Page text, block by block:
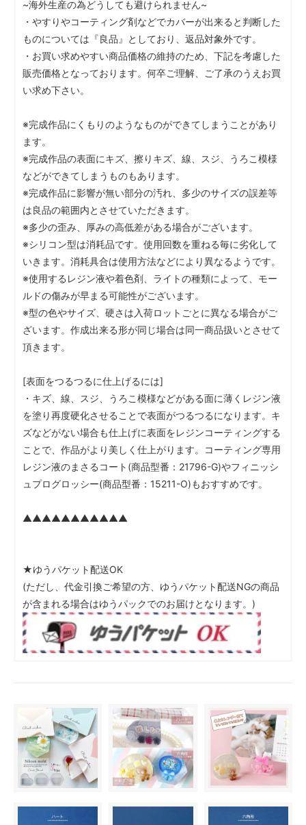
~海外生産の為どうしても避けられません~
・やすりやコーティング剤などでカバーが出来ると判断した
ものについては『良品』としており、返品対象外です。
・お買い求めやすい商品価格の維持のため、下記を考慮した
販売価格となっております。何卒ご理解、ご了承のうえお買
い求め下さい。
※完成作品にくもりのようなものができてしまうことがあり
ます。
※完成作品の表面にキズ、擦りキズ、線、スジ、うろこ模様
などができてしまうものもあります。
※完成作品に影響が無い部分の汚れ、多少のサイズの誤差等
は良品の範囲内とさせていただきます。
※多少の歪み、厚みの高低差がある場合がございます。
※シリコン型は消耗品です。使用回数を重ねる毎に劣化して
いきます。消耗具合は使用方法などにより異なるようです。
※使用するレジン液や着色剤、ライトの種類によって、モー
ルドの傷みが早まる可能性がございます。
※型の色やサイズ、硬さは入荷ロットごとに異なる場合がご
ざいます。作成出来る形が同じ場合は同一商品扱いとさせて
頂きます。
[表面をつるつるに仕上げるには]
・キズ、線、スジ、うろこ模様などがある面に薄くレジン液
を塗り再度硬化させることで表面がつるつるになります。キ
ズなどがない場合も仕上げに表面をレジンコーティングする
ことで、作品がより美しく仕上がります。コーティング専用
レジン液のまさるコート(商品型番：21796-G)やフィニッシ
ュプログロッシー(商品型番：15211-O)もおすすめです。
▲▲▲▲▲▲▲▲▲▲▲
★ゆうパケット配送OK
(ただし、代金引換ご希望の方、ゆうパケット配送NGの商品
が含まれる場合はゆうパックでのお届けとなります。)